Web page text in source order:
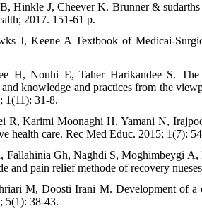
Hinkle J, Cheever K. Brunner &
2017. 151-61 p.
J, Keene A Textbook of Medicai-
H, Nouhi E, Taher Harikandee S.
knowledge and practices from the
1(11): 31-8.
R, Karimi Moonaghi H, Yamani N,
health care. Rec Med Educ. 2015; 1(7):
Fallahinia Gh, Naghdi S, Moghimbeygi
and pain relief methode of recovery
M, Doosti Irani M. Development of a
5(1): 38-43.